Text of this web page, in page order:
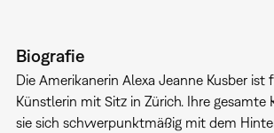
Biografie
Die Amerikanerin Alexa Jeanne Kusber ist
Künstlerin mit Sitz in Zürich. Ihre gesamte
sie sich schwerpunktmäßig mit dem